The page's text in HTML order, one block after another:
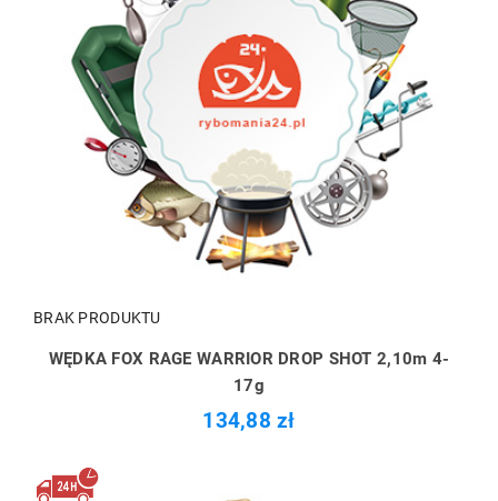
BRAK PRODUKTU
WĘDKA FOX RAGE WARRIOR DROP SHOT 2,10m 4-
17g
134,88 zł